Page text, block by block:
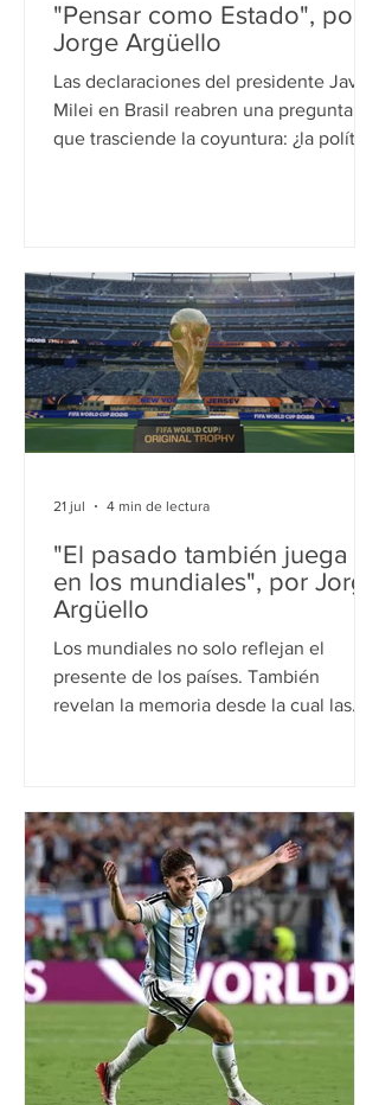
"Pensar como Estado", por
Jorge Argüello
Las declaraciones del presidente Javier
Milei en Brasil reabren una pregunta
que trasciende la coyuntura: ¿la política
de la Nación? La política exterior exige
pensar en los intereses permanentes
del Estado por encima de las afinidades
ideológicas o de las disputas políticas
de cada gobierno. La política exterior
es, probablement
"El pasado también juega
en los mundiales", por Jorge
Argüello
Los mundiales no solo reflejan el
presente de los países. También
revelan la memoria desde la cual las
como un espacio donde las naciones
proyectan su memoria, su identidad y la
forma en que se piensan frente al resto
del mundo. Hay pocos acontecimientos
capaces de revelar con tanta claridad
cómo una nación se piensa a sí misma
como un Mundial de fútbol. Durante
21 jul 4 min de lectura